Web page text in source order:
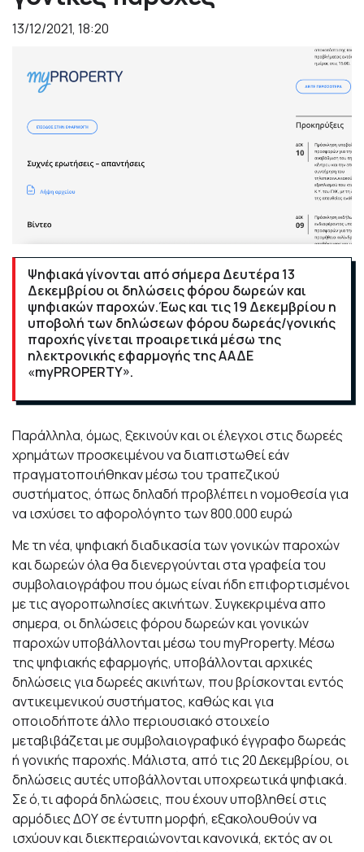
13/12/2021, 18:20
Ψηφιακά γίνονται από σήμερα Δευτέρα 13
Δεκεμβρίου οι δηλώσεις φόρου δωρεών και
ψηφιακών παροχών.Έως και τις 19 Δεκεμβρίου η
υποβολή των δηλώσεων φόρου δωρεάς/γονικής
παροχής γίνεται προαιρετικά μέσω της
ηλεκτρονικής εφαρμογής της ΑΑΔΕ
«myPROPERTY».
Παράλληλα, όμως, ξεκινούν και οι έλεγχοι στις δωρεές
χρημάτων προσκειμένου να διαπιστωθεί εάν
πραγματοποιήθηκαν μέσω του τραπεζικού
συστήματος, όπως δηλαδή προβλέπει η νομοθεσία για
να ισχύσει το αφορολόγητο των 800.000 ευρώ
Με τη νέα, ψηφιακή διαδικασία των γονικών παροχών
και δωρεών όλα θα διενεργούνται στα γραφεία του
συμβολαιογράφου που όμως είναι ήδη επιφορτισμένοι
με τις αγοροπωλησίες ακινήτων. Συγκεκριμένα απο
σημερα, οι δηλώσεις φόρου δωρεών και γονικών
παροχών υποβάλλονται μέσω του myProperty. Μέσω
της ψηφιακής εφαρμογής, υποβάλλονται αρχικές
δηλώσεις για δωρεές ακινήτων, που βρίσκονται εντός
αντικειμενικού συστήματος, καθώς και για
οποιοδήποτε άλλο περιουσιακό στοιχείο
μεταβιβάζεται με συμβολαιογραφικό έγγραφο δωρεάς
ή γονικής παροχής. Μάλιστα, από τις 20 Δεκεμβρίου, οι
δηλώσεις αυτές υποβάλλονται υποχρεωτικά ψηφιακά.
Σε ό,τι αφορά δηλώσεις, που έχουν υποβληθεί στις
αρμόδιες ΔΟΥ σε έντυπη μορφή, εξακολουθούν να
ισχύουν και διεκπεραιώνονται κανονικά, εκτός αν οι